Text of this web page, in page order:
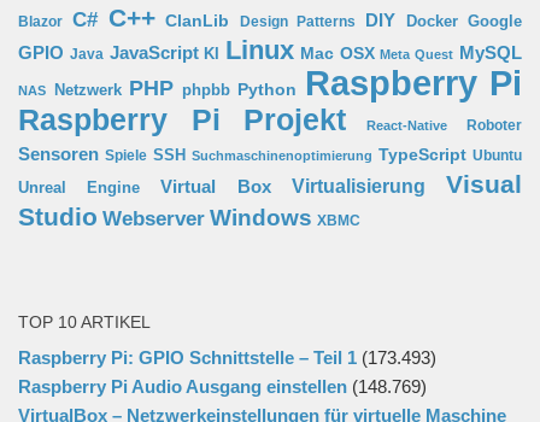
Blazor C# C++ ClanLib Design Patterns DIY Docker Google
GPIO Java JavaScript KI Linux Mac OSX Meta Quest MySQL
NAS Netzwerk PHP phpbb Python Raspberry Pi
Raspberry Pi Projekt React-Native Roboter
Sensoren Spiele SSH Suchmaschinenoptimierung TypeScript Ubuntu
Unreal Engine
Virtual Box Virtualisierung
Visual
Studio Webserver Windows XBMC
TOP 10 ARTIKEL
Raspberry Pi: GPIO Schnittstelle – Teil 1 (173.493)
Raspberry Pi Audio Ausgang einstellen (148.769)
VirtualBox – Netzwerkeinstellungen für virtuelle Maschine